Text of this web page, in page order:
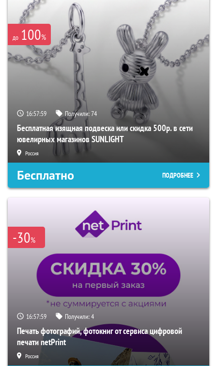
до 100%
16:57:58 Получили:74
Бесплатная изящная подвеска или скидка 500р. в сети
ювелирных магазинов SUNLIGHT
Россия
Бесплатно ПОДРОБНЕЕ
-30%
16:57:58 Получили:4
Печать фотографий, фотокниг от сервиса цифровой
печати netPrint
Россия